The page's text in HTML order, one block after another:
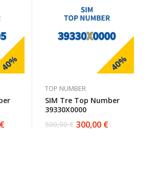
€
40%
TOP NUMBER
SIM Tre Top Number
39330X0000
500,00€
Il 300,00 €
Il